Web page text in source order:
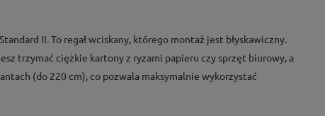
II. To regał wciskany, którego montaż jest błyskawiczny.
trzymać ciężkie kartony z ryzami papieru czy sprzęt biurowy, a
(do 220 cm), co pozwala maksymalnie wykorzystać